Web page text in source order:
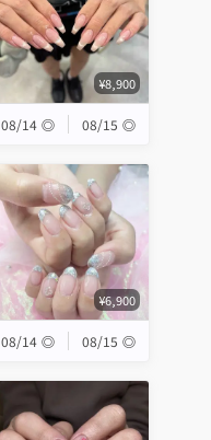
¥8,900
08/14 ◎ 08/15 ◎
¥6,900
08/14 ◎ 08/15 ◎